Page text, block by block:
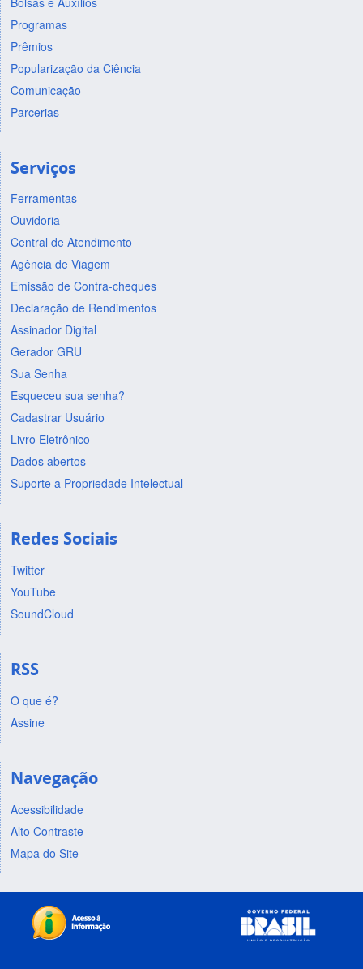
Programas
Prêmios
Popularização da Ciência
Comunicação
Parcerias
Serviços
Ferramentas
Ouvidoria
Central de Atendimento
Agência de Viagem
Emissão de Contra-cheques
Declaração de Rendimentos
Assinador Digital
Gerador GRU
Sua Senha
Esqueceu sua senha?
Cadastrar Usuário
Livro Eletrônico
Dados abertos
Suporte a Propriedade Intelectual
Redes Sociais
Twitter
YouTube
SoundCloud
RSS
O que é?
Assine
Navegação
Acessibilidade
Alto Contraste
Mapa do Site